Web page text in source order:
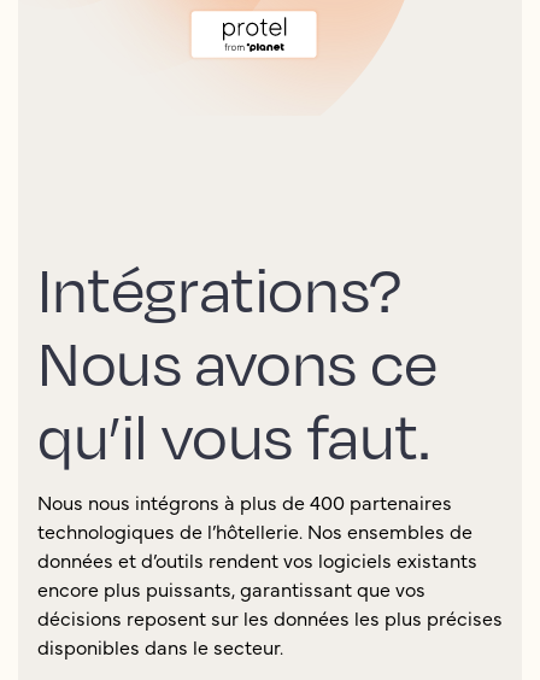
Intégrations?
Nous avons ce
qu’il vous faut.
Nous nous intégrons à plus de 400 partenaires
technologiques de l’hôtellerie. Nos ensembles de
données et d’outils rendent vos logiciels existants
encore plus puissants, garantissant que vos
décisions reposent sur les données les plus précises
disponibles dans le secteur.